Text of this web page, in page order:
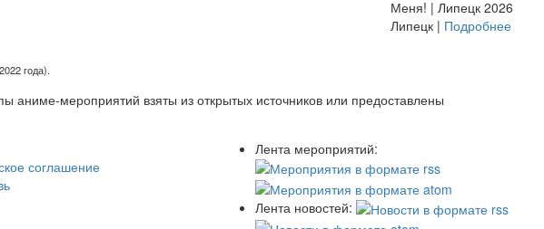
Меня! | Липецк 2026
Липецк | Подробнее
года).
мероприятий взяты из открытых источников или предоставлены
соглашение
Лента мероприятий:
Лента новостей: